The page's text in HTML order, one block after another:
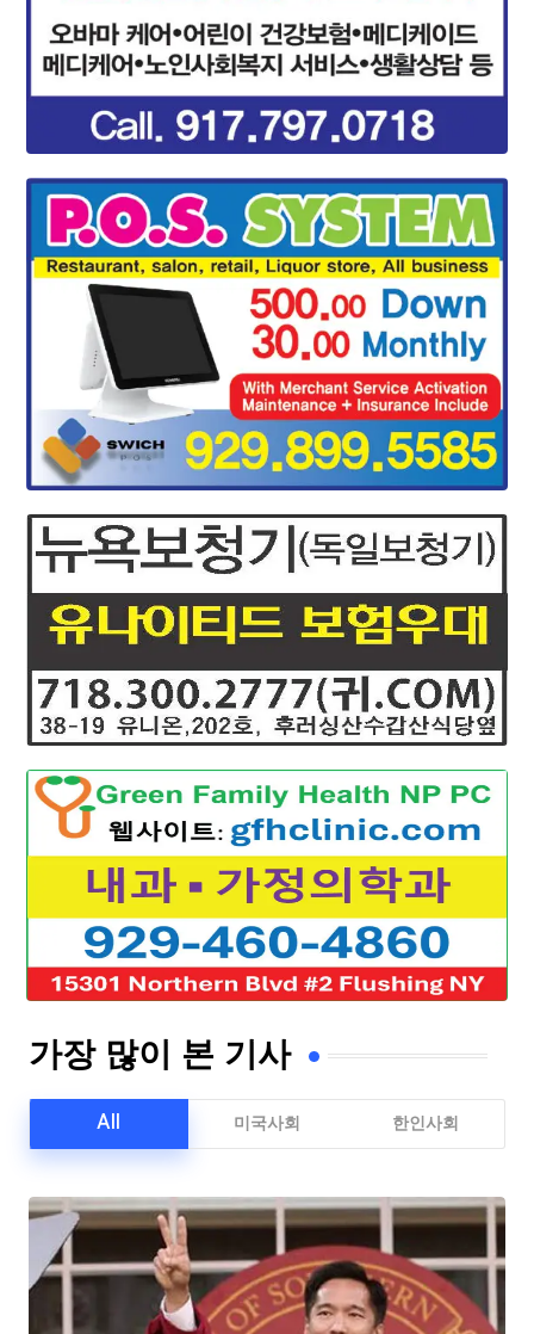
가장 많이 본 기사
All 미국사회 한인사회